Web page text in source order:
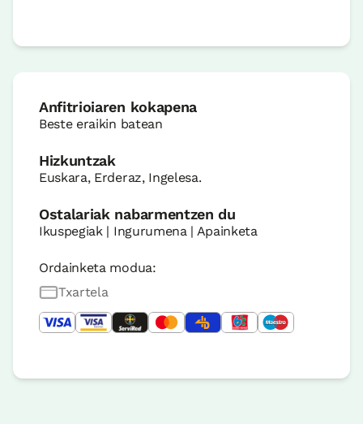
Anfitrioiaren kokapena
Beste eraikin batean
Hizkuntzak
Euskara, Erderaz, Ingelesa.
Ostalariak nabarmentzen du
Ikuspegiak | Ingurumena | Apainketa
Ordainketa modua:
Txartela